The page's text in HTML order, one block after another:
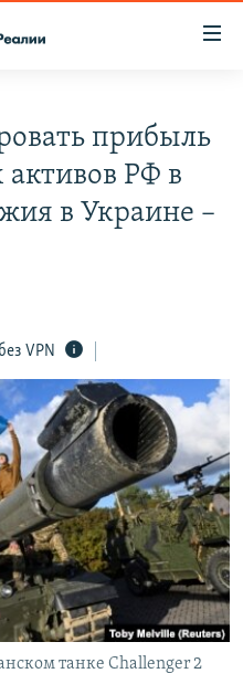
прибыль
РФ в
в Украине –
VPN
танке Challenger 2